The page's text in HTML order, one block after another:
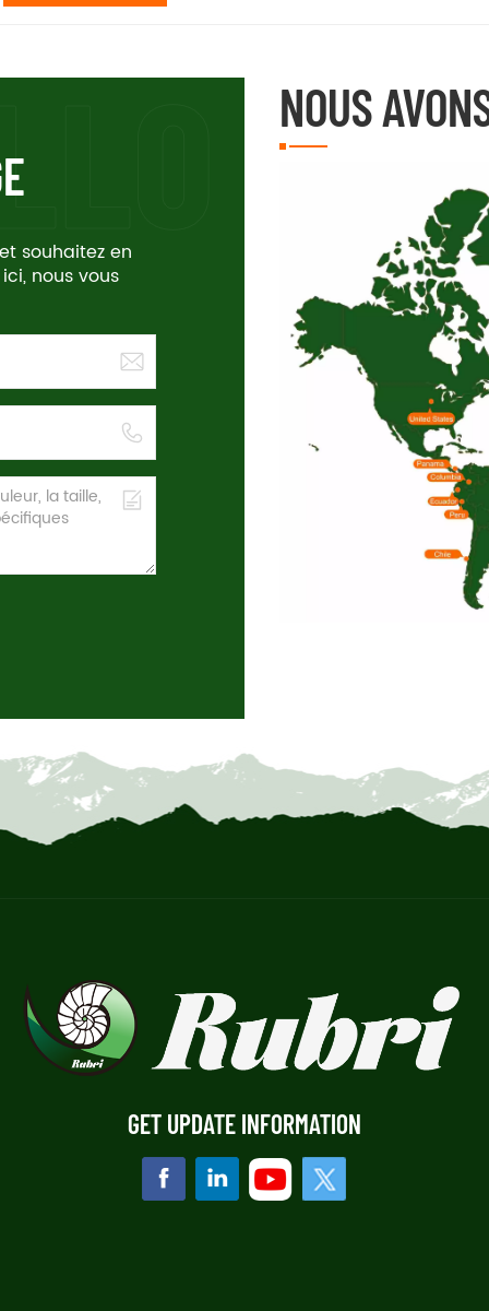
souhaitez en
nous vous
NOUS
GET UPDATE INFORMATION